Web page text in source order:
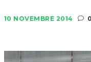
10 NOVEMBRE 2014 0